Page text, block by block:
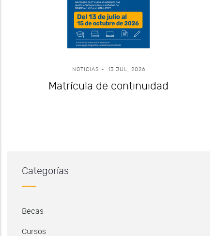
NOTICIAS - 13 JUL, 2026
Matrícula de continuidad
Categorías
Becas
Cursos